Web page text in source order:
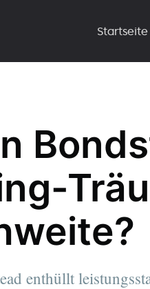
Startseite
enthüllt